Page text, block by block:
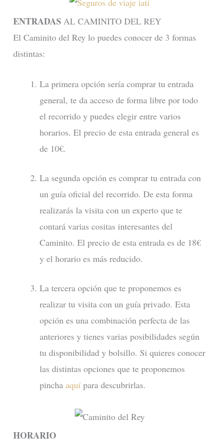
ENTRADAS AL CAMINITO DEL REY
El Caminito del Rey lo puedes conocer de 3 formas
distintas:
La primera opción sería comprar tu entrada
general, te da acceso de forma libre por todo
el recorrido y puedes elegir entre varios
horarios. El precio de esta entrada general es
de 10€.
La segunda opción es comprar tu entrada con
un guía oficial del recorrido. De esta forma
realizarás la visita con un experto que te
contará varias cositas interesantes del
Caminito. El precio de esta entrada es de 18€
y el horario es más reducido.
La tercera opción que te proponemos es
realizar tu visita con un guía privado. Esta
opción es una combinación perfecta de las
anteriores y tienes varias posibilidades según
tu disponibilidad y bolsillo. Si quieres conocer
las distintas opciones que te proponemos
pincha aquí para descubrirlas.
HORARIO